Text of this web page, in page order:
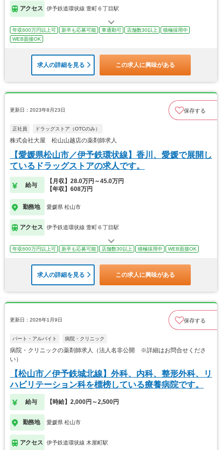
アクセス 伊予鉄道環状線 萱町６丁目駅
年収600万円以上可 新卒も応募可能 車通勤可 店舗数30以上
積極採用中
WEB面接OK
求人の詳細を見る この求人に興味がある
更新日：2023年8月23日 保存する
正社員 ドラッグストア（OTCのみ）
株式会社大屋 松山山越店の薬剤師求人
【愛媛県松山市／伊予鉄環状線】香川、愛媛で展開し
ているドラッグストアの求人です。
給与
【月収】28.0万円～45.0万円
【年収】608万円
勤務地 愛媛県 松山市
アクセス 伊予鉄道環状線 萱町６丁目駅
年収600万円以上可 新卒も応募可能 店舗数30以上 積極採用中 WEB面接OK
求人の詳細を見る この求人に興味がある
更新日：2026年1月9日 保存する
パート・アルバイト 病院・クリニック
病院・クリニックの薬剤師求人（法人名非公開 ※詳細はお問合せくださ
い）
【松山市／伊予鉄城北線】外科、内科、整形外科、リ
ハビリテーション科を標榜している療養病院です。
給与 【時給】2,000円～2,500円
勤務地 愛媛県 松山市
アクセス 伊予鉄道環状線 木屋町駅